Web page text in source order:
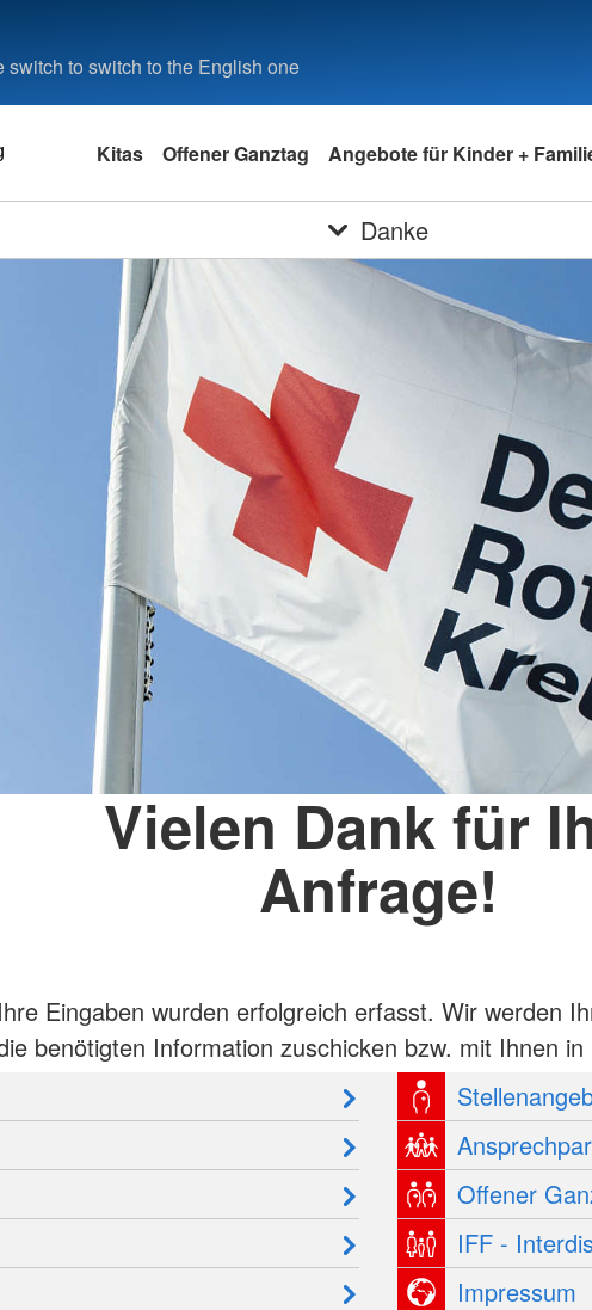
switch to switch to the English one
Kitas Offener Ganztag Angebote für Kinder +
Danke
Vielen Dank für
Anfrage!
Ihre Eingaben wurden erfolgreich erfasst. Wir werden
benötigten Information zuschicken bzw. mit Ihnen
Offener
IFF -
Impressum